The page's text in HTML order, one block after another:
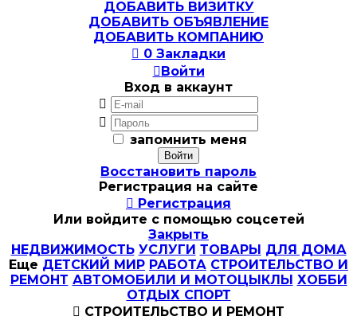
ДОБАВИТЬ ВИЗИТКУ
ДОБАВИТЬ ОБЪЯВЛЕНИЕ
ДОБАВИТЬ КОМПАНИЮ
 0 Закладки
Войти
Вход в аккаунт


запомнить меня
Восстановить пароль
Регистрация на сайте
 Регистрация
Или войдите с помощью соцсетей
Закрыть
НЕДВИЖИМОСТЬ УСЛУГИ ТОВАРЫ ДЛЯ ДОМА
Еще ДЕТСКИЙ МИР РАБОТА СТРОИТЕЛЬСТВО И
РЕМОНТ АВТОМОБИЛИ И МОТОЦЫКЛЫ ХОББИ
ОТДЫХ СПОРТ
 СТРОИТЕЛЬСТВО И РЕМОНТ